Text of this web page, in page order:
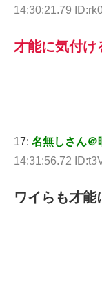
14:30:21.79
才能に気付け
17: 名無しさん＠
14:31:56.72
ワイらも才能